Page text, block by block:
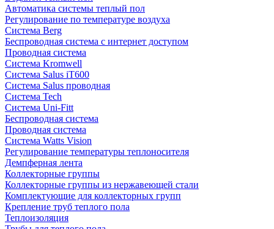
Автоматика системы теплый пол
Регулирование по температуре воздуха
Система Berg
Беспроводная система с интернет доступом
Проводная система
Система Kromwell
Система Salus iT600
Система Salus проводная
Система Tech
Система Uni-Fitt
Беспроводная система
Проводная система
Система Watts Vision
Регулирование температуры теплоносителя
Демпферная лента
Коллекторные группы
Коллекторные группы из нержавеющей стали
Комплектующие для коллекторных групп
Крепление труб теплого пола
Теплоизоляция